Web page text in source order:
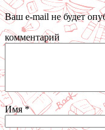
Ваш e-mail не будет
комментарий
Имя*